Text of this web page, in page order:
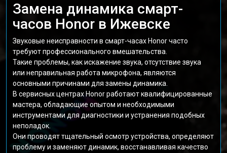
Замена динамика смарт-
часов Honor в Ижевске
Звуковые неисправности в смарт-часах Honor часто
требуют профессионального вмешательства.
Такие проблемы, как искажение звука, отсутствие звука
или неправильная работа микрофона, являются
основными причинами для замены динамика.
В сервисных центрах Honor работают квалифицированные
мастера, обладающие опытом и необходимыми
инструментами для диагностики и устранения подобных
неполадок.
Они проводят тщательный осмотр устройства, определяют
проблему и заменяют динамик, восстанавливая качество